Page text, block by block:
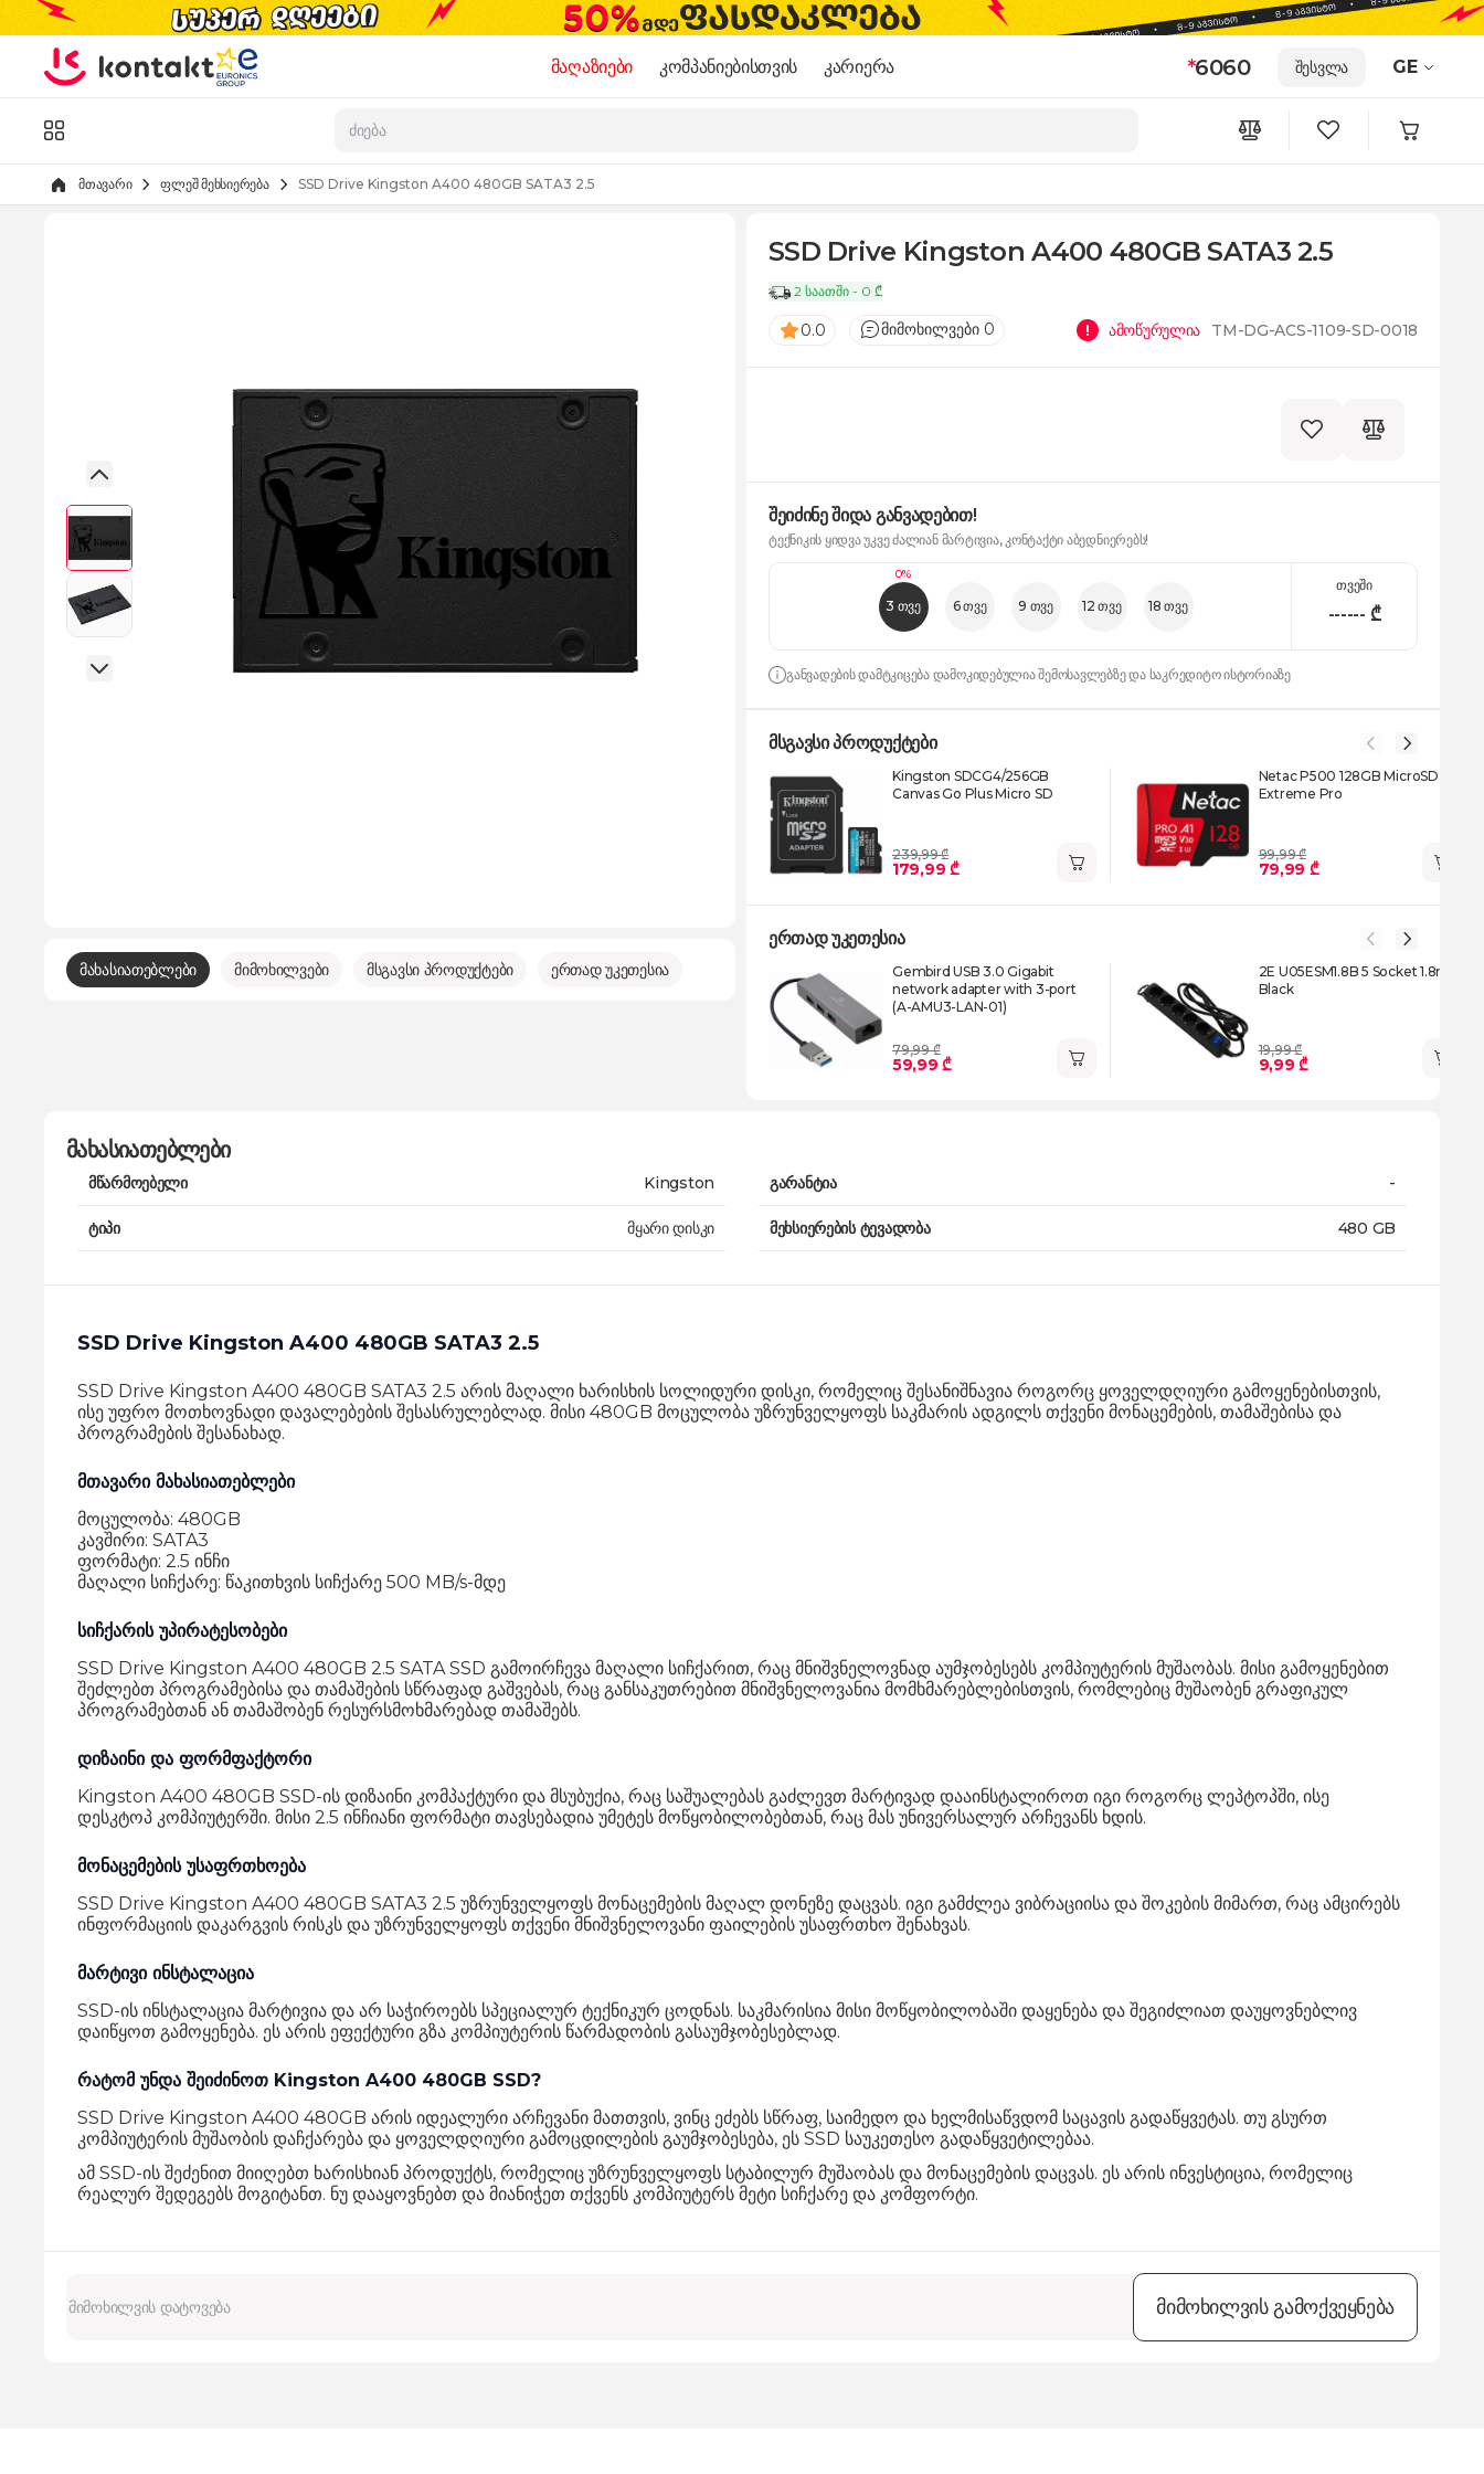
Skip to Content
მაღაზიები კომპანიებისთვის კარიერა *6060 შესვლა GE
მთავარი ფლეშ მეხსიერება SSD Drive Kingston A400 480GB SATA3 2.5
მახასიათებლები მიმოხილვები მსგავსი პროდუქტები ერთად უკეთესია
SSD Drive Kingston A400 480GB SATA3 2.5
2 საათში - 0 ₾
0.0 მიმოხილვები 0 ამოწურულია TM-DG-ACS-1109-SD-0018
შეიძინე შიდა განვადებით!
ტექნიკის ყიდვა უკვე ძალიან მარტივია, კონტაქტი აბედნიერებს!
0%
3 თვე 6 თვე 9 თვე 12 თვე 18 თვე
თვეში
------ ₾
განვადების დამტკიცება დამოკიდებულია შემოსავლებზე და საკრედიტო ისტორიაზე
მსგავსი პროდუქტები
Kingston SDCG4/256GB
Canvas Go Plus Micro SD
239,99 ₾
179,99 ₾
Netac P500 128GB MicroSD
Extreme Pro
99,99 ₾
79,99 ₾
ერთად უკეთესია
Gembird USB 3.0 Gigabit
network adapter with 3-port
(A-AMU3-LAN-01)
79,99 ₾
59,99 ₾
2E U05ESM1.8B 5 Socket 1.8m
Black
19,99 ₾
9,99 ₾
მახასიათებლები
მწარმოებელი Kingston
ტიპი მყარი დისკი
გარანტია -
მეხსიერების ტევადობა 480 GB
SSD Drive Kingston A400 480GB SATA3 2.5
SSD Drive Kingston A400 480GB SATA3 2.5 არის მაღალი ხარისხის სოლიდური დისკი, რომელიც შესანიშნავია როგორც ყოველდღიური გამოყენებისთვის,
ისე უფრო მოთხოვნადი დავალებების შესასრულებლად. მისი 480GB მოცულობა უზრუნველყოფს საკმარის ადგილს თქვენი მონაცემების, თამაშებისა და
პროგრამების შესანახად.
მთავარი მახასიათებლები
მოცულობა: 480GB
კავშირი: SATA3
ფორმატი: 2.5 ინჩი
მაღალი სიჩქარე: წაკითხვის სიჩქარე 500 MB/s-მდე
სიჩქარის უპირატესობები
SSD Drive Kingston A400 480GB 2.5 SATA SSD გამოირჩევა მაღალი სიჩქარით, რაც მნიშვნელოვნად აუმჯობესებს კომპიუტერის მუშაობას. მისი გამოყენებით
შეძლებთ პროგრამებისა და თამაშების სწრაფად გაშვებას, რაც განსაკუთრებით მნიშვნელოვანია მომხმარებლებისთვის, რომლებიც მუშაობენ გრაფიკულ
პროგრამებთან ან თამაშობენ რესურსმოხმარებად თამაშებს.
დიზაინი და ფორმფაქტორი
Kingston A400 480GB SSD-ის დიზაინი კომპაქტური და მსუბუქია, რაც საშუალებას გაძლევთ მარტივად დააინსტალიროთ იგი როგორც ლეპტოპში, ისე
დესკტოპ კომპიუტერში. მისი 2.5 ინჩიანი ფორმატი თავსებადია უმეტეს მოწყობილობებთან, რაც მას უნივერსალურ არჩევანს ხდის.
მონაცემების უსაფრთხოება
SSD Drive Kingston A400 480GB SATA3 2.5 უზრუნველყოფს მონაცემების მაღალ დონეზე დაცვას. იგი გამძლეა ვიბრაციისა და შოკების მიმართ, რაც ამცირებს
ინფორმაციის დაკარგვის რისკს და უზრუნველყოფს თქვენი მნიშვნელოვანი ფაილების უსაფრთხო შენახვას.
მარტივი ინსტალაცია
SSD-ის ინსტალაცია მარტივია და არ საჭიროებს სპეციალურ ტექნიკურ ცოდნას. საკმარისია მისი მოწყობილობაში დაყენება და შეგიძლიათ დაუყოვნებლივ
დაიწყოთ გამოყენება. ეს არის ეფექტური გზა კომპიუტერის წარმადობის გასაუმჯობესებლად.
რატომ უნდა შეიძინოთ Kingston A400 480GB SSD?
SSD Drive Kingston A400 480GB არის იდეალური არჩევანი მათთვის, ვინც ეძებს სწრაფ, საიმედო და ხელმისაწვდომ საცავის გადაწყვეტას. თუ გსურთ
კომპიუტერის მუშაობის დაჩქარება და ყოველდღიური გამოცდილების გაუმჯობესება, ეს SSD საუკეთესო გადაწყვეტილებაა.
ამ SSD-ის შეძენით მიიღებთ ხარისხიან პროდუქტს, რომელიც უზრუნველყოფს სტაბილურ მუშაობას და მონაცემების დაცვას. ეს არის ინვესტიცია, რომელიც
რეალურ შედეგებს მოგიტანთ. ნუ დააყოვნებთ და მიანიჭეთ თქვენს კომპიუტერს მეტი სიჩქარე და კომფორტი.
მიმოხილვის გამოქვეყნება